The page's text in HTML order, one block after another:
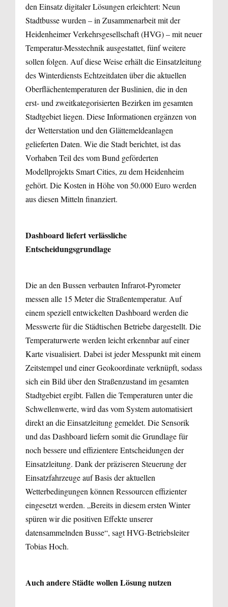
den Einsatz digitaler Lösungen erleichtert: Neun
Stadtbusse wurden – in Zusammenarbeit mit der
Heidenheimer Verkehrsgesellschaft (HVG) – mit neuer
Temperatur-Messtechnik ausgestattet, fünf weitere
sollen folgen. Auf diese Weise erhält die Einsatzleitung
des Winterdiensts Echtzeitdaten über die aktuellen
Oberflächentemperaturen der Buslinien, die in den
erst- und zweitkategorisierten Bezirken im gesamten
Stadtgebiet liegen. Diese Informationen ergänzen von
der Wetterstation und den Glättemeldeanlagen
gelieferten Daten. Wie die Stadt berichtet, ist das
Vorhaben Teil des vom Bund geförderten
Modellprojekts Smart Cities, zu dem Heidenheim
gehört. Die Kosten in Höhe von 50.000 Euro werden
aus diesen Mitteln finanziert.
Dashboard liefert verlässliche
Entscheidungsgrundlage
Die an den Bussen verbauten Infrarot-Pyrometer
messen alle 15 Meter die Straßentemperatur. Auf
einem speziell entwickelten Dashboard werden die
Messwerte für die Städtischen Betriebe dargestellt. Die
Temperaturwerte werden leicht erkennbar auf einer
Karte visualisiert. Dabei ist jeder Messpunkt mit einem
Zeitstempel und einer Geokoordinate verknüpft, sodass
sich ein Bild über den Straßenzustand im gesamten
Stadtgebiet ergibt. Fallen die Temperaturen unter die
Schwellenwerte, wird das vom System automatisiert
direkt an die Einsatzleitung gemeldet. Die Sensorik
und das Dashboard liefern somit die Grundlage für
noch bessere und effizientere Entscheidungen der
Einsatzleitung. Dank der präziseren Steuerung der
Einsatzfahrzeuge auf Basis der aktuellen
Wetterbedingungen können Ressourcen effizienter
eingesetzt werden. „Bereits in diesem ersten Winter
spüren wir die positiven Effekte unserer
datensammelnden Busse“, sagt HVG-Betriebsleiter
Tobias Hoch.
Auch andere Städte wollen Lösung nutzen